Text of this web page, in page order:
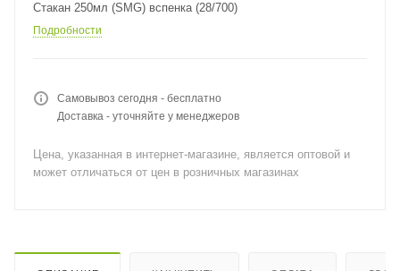
Стакан 250мл (SMG) вспенка (28/700)
Подробности
Самовывоз сегодня - бесплатно
Доставка - уточняйте у менеджеров
Цена, указанная в интернет-магазине, является оптовой и
может отличаться от цен в розничных магазинах